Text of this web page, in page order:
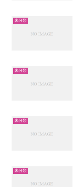
未分類
未分類
未分類
未分類